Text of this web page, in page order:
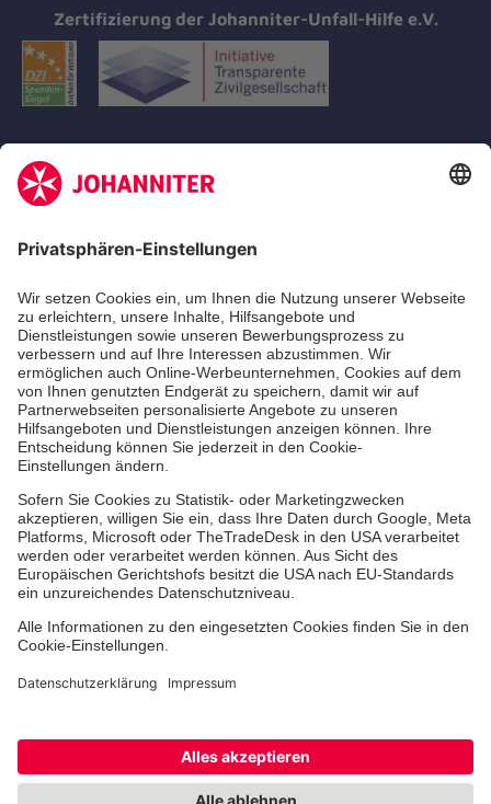
Zertifizierung der Johanniter-Unfall-Hilfe e.V.
Erste-Hilfe-Kurse
Jobs
Ehrenamt
Freiwilligendienst
Johanniter-Jugend
Spendenprojekte
Kindertagesstätten
Einrichtungen
Cookie-Einstellungen Datenschutz Barrierefreiheit